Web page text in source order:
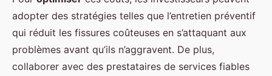
adopter des stratégies telles que l’entretien préventif
qui réduit les fissures coûteuses en s’attaquant aux
problèmes avant qu’ils n’aggravent. De plus,
collaborer avec des prestataires de services fiables